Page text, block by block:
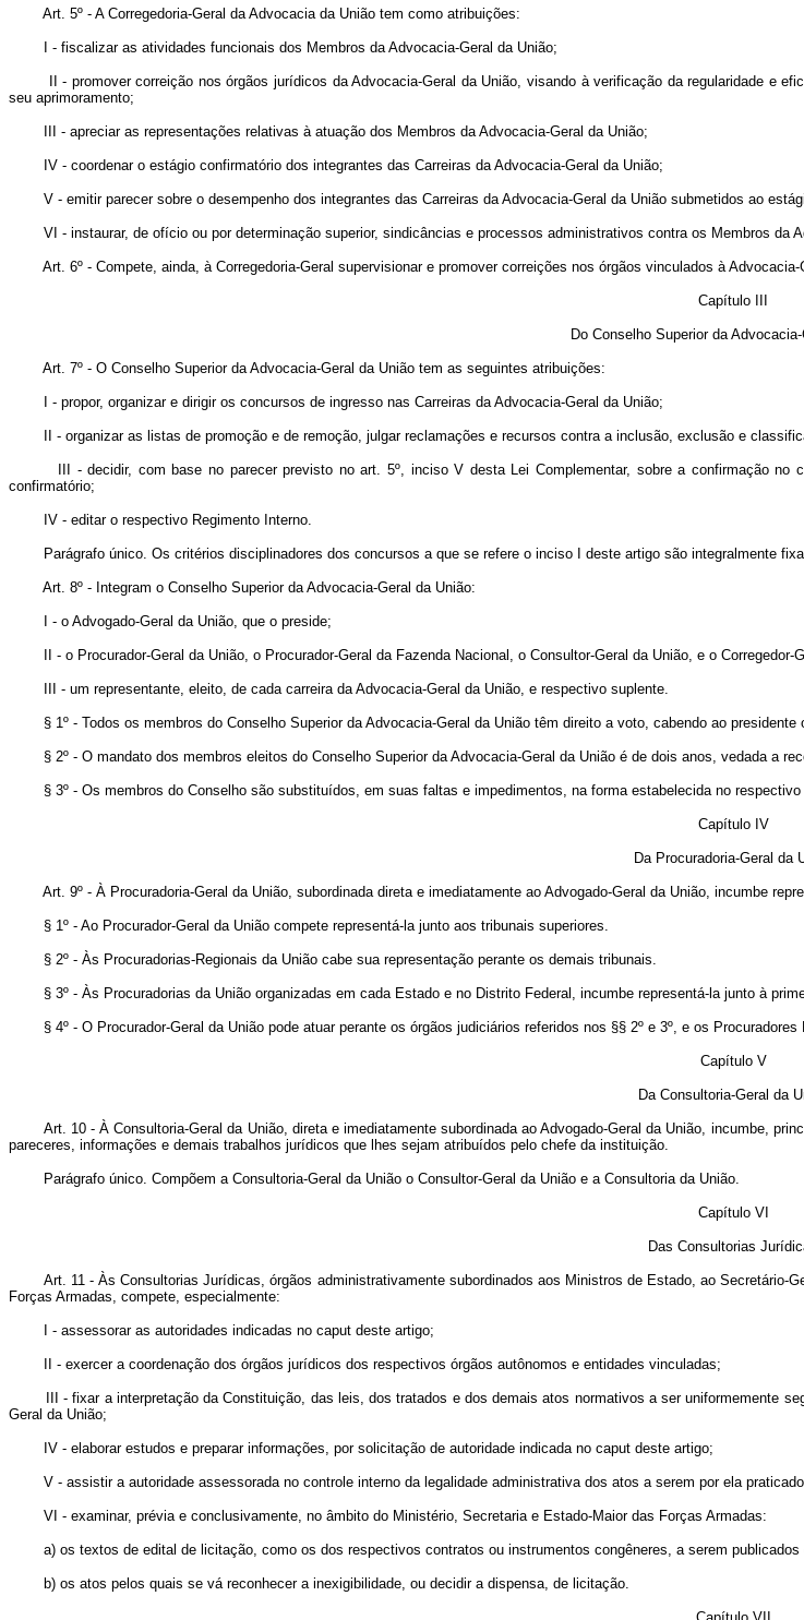
Art. 5º - A Corregedoria-Geral da Advocacia da União tem como atribuições:
I - fiscalizar as atividades funcionais dos Membros da Advocacia-Geral da União;
II - promover correição nos órgãos jurídicos da Advocacia-Geral da União, visando à verificação da regularidade e
seu aprimoramento;
III - apreciar as representações relativas à atuação dos Membros da Advocacia-Geral da União;
IV - coordenar o estágio confirmatório dos integrantes das Carreiras da Advocacia-Geral da União;
V - emitir parecer sobre o desempenho dos integrantes das Carreiras da Advocacia-Geral da União submetidos ao
VI - instaurar, de ofício ou por determinação superior, sindicâncias e processos administrativos contra os Membros da
Art. 6º - Compete, ainda, à Corregedoria-Geral supervisionar e promover correições nos órgãos vinculados à Advocacia-
Capítulo III
Do Conselho Superior da
Art. 7º - O Conselho Superior da Advocacia-Geral da União tem as seguintes atribuições:
I - propor, organizar e dirigir os concursos de ingresso nas Carreiras da Advocacia-Geral da União;
II - organizar as listas de promoção e de remoção, julgar reclamações e recursos contra a inclusão, exclusão e
III - decidir, com base no parecer previsto no art. 5º, inciso V desta Lei Complementar, sobre a confirmação
confirmatório;
IV - editar o respectivo Regimento Interno.
Parágrafo único. Os critérios disciplinadores dos concursos a que se refere o inciso I deste artigo são integralmente
Art. 8º - Integram o Conselho Superior da Advocacia-Geral da União:
I - o Advogado-Geral da União, que o preside;
II - o Procurador-Geral da União, o Procurador-Geral da Fazenda Nacional, o Consultor-Geral da União, e o Corregedor-
III - um representante, eleito, de cada carreira da Advocacia-Geral da União, e respectivo suplente.
§ 1º - Todos os membros do Conselho Superior da Advocacia-Geral da União têm direito a voto, cabendo ao presidente
§ 2º - O mandato dos membros eleitos do Conselho Superior da Advocacia-Geral da União é de dois anos, vedada a
§ 3º - Os membros do Conselho são substituídos, em suas faltas e impedimentos, na forma estabelecida no
Capítulo IV
Da Procuradoria-Geral da
Art. 9º - À Procuradoria-Geral da União, subordinada direta e imediatamente ao Advogado-Geral da União, incumbe
§ 1º - Ao Procurador-Geral da União compete representá-la junto aos tribunais superiores.
§ 2º - Às Procuradorias-Regionais da União cabe sua representação perante os demais tribunais.
§ 3º - Às Procuradorias da União organizadas em cada Estado e no Distrito Federal, incumbe representá-la junto à
§ 4º - O Procurador-Geral da União pode atuar perante os órgãos judiciários referidos nos §§ 2º e 3º, e os
Capítulo V
Da Consultoria-Geral da
Art. 10 - À Consultoria-Geral da União, direta e imediatamente subordinada ao Advogado-Geral da União, incumbe,
pareceres, informações e demais trabalhos jurídicos que lhes sejam atribuídos pelo chefe da instituição.
Parágrafo único. Compõem a Consultoria-Geral da União o Consultor-Geral da União e a Consultoria da União.
Capítulo VI
Das Consultorias
Art. 11 - Às Consultorias Jurídicas, órgãos administrativamente subordinados aos Ministros de Estado, ao
Forças Armadas, compete, especialmente:
I - assessorar as autoridades indicadas no caput deste artigo;
II - exercer a coordenação dos órgãos jurídicos dos respectivos órgãos autônomos e entidades vinculadas;
III - fixar a interpretação da Constituição, das leis, dos tratados e dos demais atos normativos a ser uniformemente
Geral da União;
IV - elaborar estudos e preparar informações, por solicitação de autoridade indicada no caput deste artigo;
V - assistir a autoridade assessorada no controle interno da legalidade administrativa dos atos a serem por ela
VI - examinar, prévia e conclusivamente, no âmbito do Ministério, Secretaria e Estado-Maior das Forças Armadas:
a) os textos de edital de licitação, como os dos respectivos contratos ou instrumentos congêneres, a serem publicados
b) os atos pelos quais se vá reconhecer a inexigibilidade, ou decidir a dispensa, de licitação.